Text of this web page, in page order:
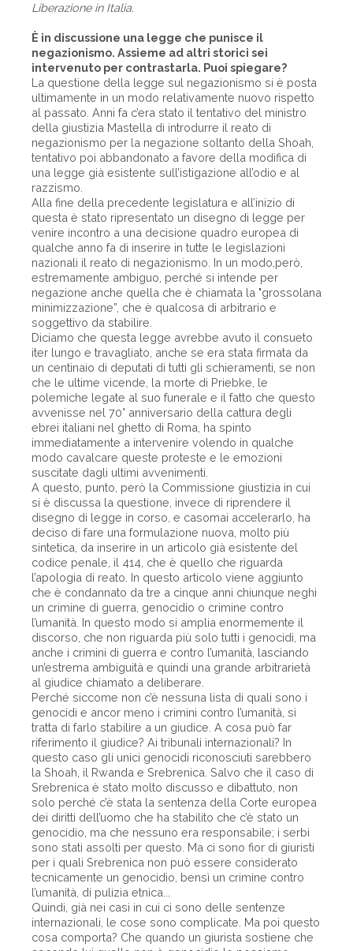
Liberazione in Italia.
È in discussione una legge che punisce il
negazionismo. Assieme ad altri storici sei
intervenuto per contrastarla. Puoi spiegare?
La questione della legge sul negazionismo si è posta
ultimamente in un modo relativamente nuovo rispetto
al passato. Anni fa c’era stato il tentativo del ministro
della giustizia Mastella di introdurre il reato di
negazionismo per la negazione soltanto della Shoah,
tentativo poi abbandonato a favore della modifica di
una legge già esistente sull’istigazione all’odio e al
razzismo.
Alla fine della precedente legislatura e all’inizio di
questa è stato ripresentato un disegno di legge per
venire incontro a una decisione quadro europea di
qualche anno fa di inserire in tutte le legislazioni
nazionali il reato di negazionismo. In un modo,però,
estremamente ambiguo, perché si intende per
negazione anche quella che è chiamata la "grossolana
minimizzazione”, che è qualcosa di arbitrario e
soggettivo da stabilire.
Diciamo che questa legge avrebbe avuto il consueto
iter lungo e travagliato, anche se era stata firmata da
un centinaio di deputati di tutti gli schieramenti, se non
che le ultime vicende, la morte di Priebke, le
polemiche legate al suo funerale e il fatto che questo
avvenisse nel 70° anniversario della cattura degli
ebrei italiani nel ghetto di Roma, ha spinto
immediatamente a intervenire volendo in qualche
modo cavalcare queste proteste e le emozioni
suscitate dagli ultimi avvenimenti.
A questo, punto, però la Commissione giustizia in cui
si è discussa la questione, invece di riprendere il
disegno di legge in corso, e casomai accelerarlo, ha
deciso di fare una formulazione nuova, molto più
sintetica, da inserire in un articolo già esistente del
codice penale, il 414, che è quello che riguarda
l’apologia di reato. In questo articolo viene aggiunto
che è condannato da tre a cinque anni chiunque neghi
un crimine di guerra, genocidio o crimine contro
l’umanità. In questo modo si amplia enormemente il
discorso, che non riguarda più solo tutti i genocidi, ma
anche i crimini di guerra e contro l’umanità, lasciando
un’estrema ambiguità e quindi una grande arbitrarietà
al giudice chiamato a deliberare.
Perché siccome non c’è nessuna lista di quali sono i
genocidi e ancor meno i crimini contro l’umanità, si
tratta di farlo stabilire a un giudice. A cosa può far
riferimento il giudice? Ai tribunali internazionali? In
questo caso gli unici genocidi riconosciuti sarebbero
la Shoah, il Rwanda e Srebrenica. Salvo che il caso di
Srebrenica è stato molto discusso e dibattuto, non
solo perché c’è stata la sentenza della Corte europea
dei diritti dell’uomo che ha stabilito che c’è stato un
genocidio, ma che nessuno era responsabile; i serbi
sono stati assolti per questo. Ma ci sono fior di giuristi
per i quali Srebrenica non può essere considerato
tecnicamente un genocidio, bensì un crimine contro
l’umanità, di pulizia etnica...
Quindi, già nei casi in cui ci sono delle sentenze
internazionali, le cose sono complicate. Ma poi questo
cosa comporta? Che quando un giurista sostiene che